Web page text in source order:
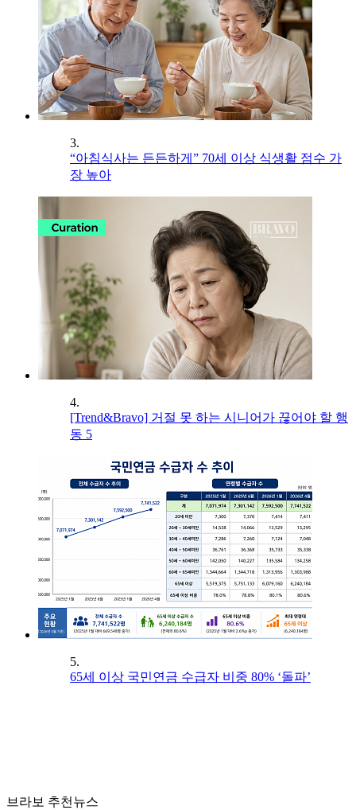
3.
“아침식사는 든든하게” 70세 이상 식생활 점수 가
장 높아
4.
[Trend&Bravo] 거절 못 하는 시니어가 끊어야 할 행
동 5
5.
65세 이상 국민연금 수급자 비중 80% ‘돌파’
브라보 추천뉴스